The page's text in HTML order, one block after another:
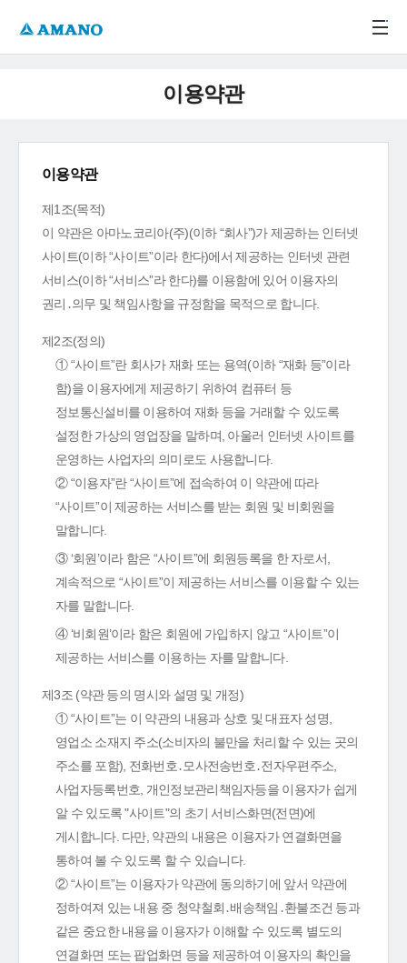
이용약관
이용약관
제1조(목적)
이 약관은 아마노코리아(주)(이하 “회사”)가 제공하는 인터넷
사이트(이하 “사이트”이라 한다)에서 제공하는 인터넷 관련
서비스(이하 “서비스”라 한다)를 이용함에 있어 이용자의
권리․의무 및 책임사항을 규정함을 목적으로 합니다.
제2조(정의)
① “사이트”란 회사가 재화 또는 용역(이하 “재화 등”이라
함)을 이용자에게 제공하기 위하여 컴퓨터 등
정보통신설비를 이용하여 재화 등을 거래할 수 있도록
설정한 가상의 영업장을 말하며, 아울러 인터넷 사이트를
운영하는 사업자의 의미로도 사용합니다.
② “이용자”란 “사이트”에 접속하여 이 약관에 따라
“사이트”이 제공하는 서비스를 받는 회원 및 비회원을
말합니다.
③ ‘회원’이라 함은 “사이트”에 회원등록을 한 자로서,
계속적으로 “사이트”이 제공하는 서비스를 이용할 수 있는
자를 말합니다.
④ ‘비회원’이라 함은 회원에 가입하지 않고 “사이트”이
제공하는 서비스를 이용하는 자를 말합니다.
제3조 (약관 등의 명시와 설명 및 개정)
① “사이트”는 이 약관의 내용과 상호 및 대표자 성명,
영업소 소재지 주소(소비자의 불만을 처리할 수 있는 곳의
주소를 포함), 전화번호․모사전송번호․전자우편주소,
사업자등록번호, 개인정보관리책임자등을 이용자가 쉽게
알 수 있도록 "사이트"의 초기 서비스화면(전면)에
게시합니다. 다만, 약관의 내용은 이용자가 연결화면을
통하여 볼 수 있도록 할 수 있습니다.
② “사이트”는 이용자가 약관에 동의하기에 앞서 약관에
정하여져 있는 내용 중 청약철회․배송책임․환불조건 등과
같은 중요한 내용을 이용자가 이해할 수 있도록 별도의
연결화면 또는 팝업화면 등을 제공하여 이용자의 확인을